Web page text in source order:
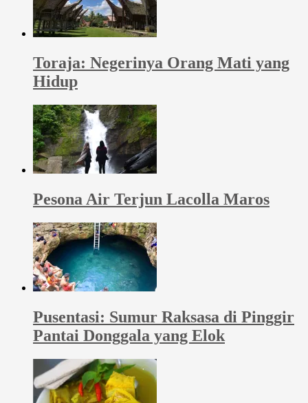
Toraja: Negerinya Orang Mati yang
Hidup
Pesona Air Terjun Lacolla Maros
Pusentasi: Sumur Raksasa di Pinggir
Pantai Donggala yang Elok